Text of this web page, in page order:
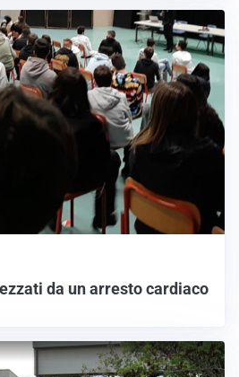
da un arresto cardiaco